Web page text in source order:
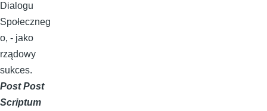
Dialogu
Społeczneg
o, - jako
rządowy
sukces.
Post Post
Scriptum